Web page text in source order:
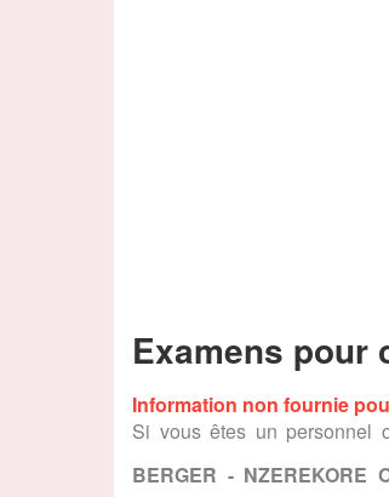
Examens pour
Information non fournie
Si vous êtes un personnel
BERGER - NZEREKORE